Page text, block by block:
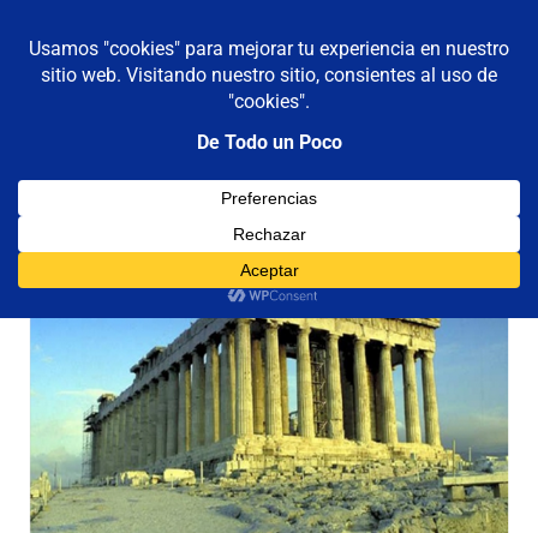
contenido
De todo un poco
Reflexiones,
Viajes
MENÚ